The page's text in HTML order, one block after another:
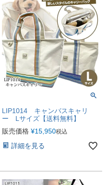
LIP1014 キャンバスキャリ
ー Lサイズ【送料無料】
販売価格 ¥15,950税込
詳細を見る